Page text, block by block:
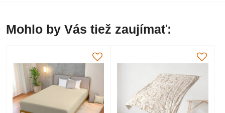
Mohlo by Vás tiež zaujímať: